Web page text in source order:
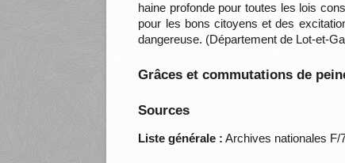
haine profonde pour toutes les lois
pour les bons citoyens et des
dangereuse. (Département de Lot-et-
Grâces et commutations de
Sources
Liste générale : Archives nationales F/